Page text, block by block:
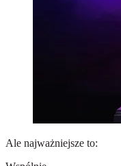
Ale najważniejsze to: